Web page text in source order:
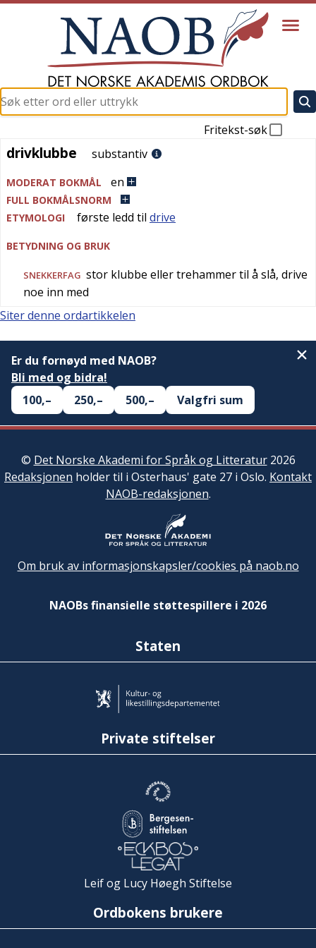
Fritekst-søk
drivklubbe
drivklubbe substantiv
MODERAT BOKMÅL en
FULL BOKMÅLSNORM
ETYMOLOGI
første ledd til drive
BETYDNING OG BRUK
SNEKKERFAG stor klubbe eller trehammer til å slå, drive
noe inn med
Siter denne ordartikkelen
Er du fornøyd med NAOB?
Bli med og bidra!
100,–
250,– 500,– Valgfri sum
© Det Norske Akademi for Språk og Litteratur2026
Redaksjonen holder til i Osterhaus' gate 27 i Oslo. Kontakt
NAOB-redaksjonen.
Om bruk av informasjonskapsler/cookies på naob.no
NAOBs finansielle støttespillere i 2026
Staten
Private stiftelser
Leif og Lucy Høegh Stiftelse
Ordbokens brukere